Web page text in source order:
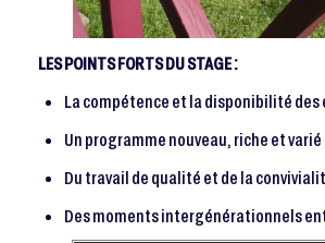
LES POINTS FORTS DU STAGE :
La compétence et la disponibilité des
Un programme nouveau, riche et varié
Du travail de qualité et de la
Des moments intergénérationnels